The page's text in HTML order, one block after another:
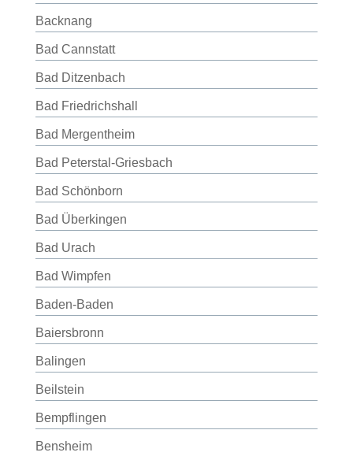
Backnang
Bad Cannstatt
Bad Ditzenbach
Bad Friedrichshall
Bad Mergentheim
Bad Peterstal-Griesbach
Bad Schönborn
Bad Überkingen
Bad Urach
Bad Wimpfen
Baden-Baden
Baiersbronn
Balingen
Beilstein
Bempflingen
Bensheim